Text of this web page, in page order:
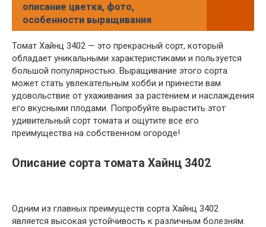
описание цветка, фото,
особенности выращивания
Томат Хайнц 3402 — это прекрасный сорт, который
обладает уникальными характеристиками и пользуется
большой популярностью. Выращивание этого сорта
может стать увлекательным хобби и принести вам
удовольствие от ухаживания за растением и наслаждения
его вкусными плодами. Попробуйте вырастить этот
удивительный сорт томата и ощутите все его
преимущества на собственном огороде!
Описание сорта томата Хайнц 3402
Одним из главных преимуществ сорта Хайнц 3402
является высокая устойчивость к различным болезням.